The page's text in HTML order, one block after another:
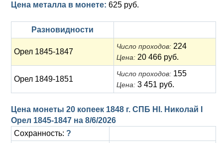
Для Речи Посполитой
Цена металла в монете: 625 руб.
Разновидности
Орел 1845-1847
Число проходов: 224
Цена: 20 466 руб.
Орел 1849-1851
Число проходов: 155
Цена: 3 451 руб.
Цена монеты 20 копеек 1848 г. СПБ HI. Николай I
Орел 1845-1847 на 8/6/2026
Сохранность: ?